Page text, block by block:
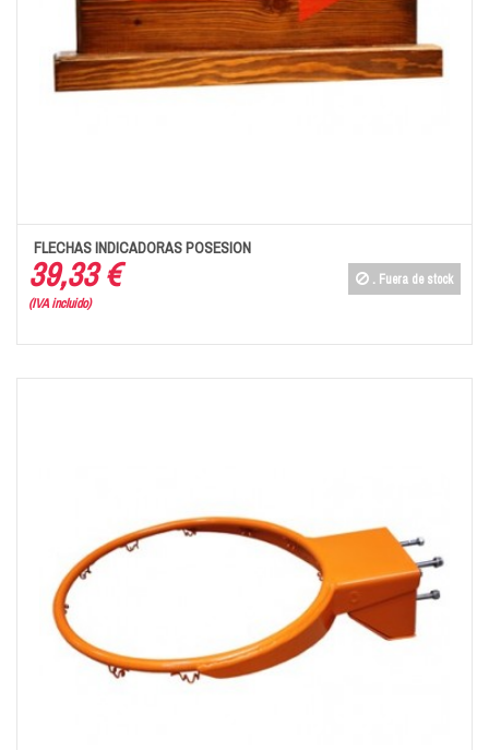
FLECHAS INDICADORAS POSESION
39,33 €
(IVA incluido)
. Fuera de stock